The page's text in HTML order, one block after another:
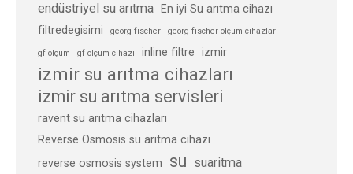
endüstriyel su arıtma
En iyi Su arıtma cihazı
filtredegisimi
georg fischer georg fischer ölçüm cihazları
gf ölçüm gf ölçüm cihazı inline filtre izmir
izmir su arıtma cihazları
izmir su arıtma servisleri
ravent su arıtma cihazları
Reverse Osmosis su arıtma cihazı
reverse osmosis system
su suaritma